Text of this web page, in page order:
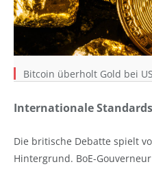
Bitcoin überholt Gold bei
Internationale
Die britische Debatte spielt
Hintergrund. BoE-